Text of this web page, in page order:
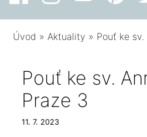
Úvod »Aktuality » Pouť ke
Pouť ke sv.
Praze 3
11. 7. 2023